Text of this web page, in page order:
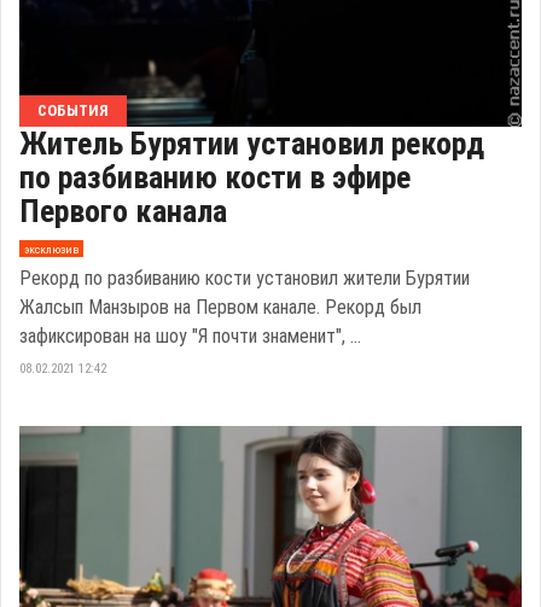
СОБЫТИЯ
Житель Бурятии установил рекорд
по разбиванию кости в эфире
Первого канала
эксклюзив
Рекорд по разбиванию кости установил жители Бурятии
Жалсып Манзыров на Первом канале. Рекорд был
зафиксирован на шоу "Я почти знаменит", ...
08.02.2021 12:42